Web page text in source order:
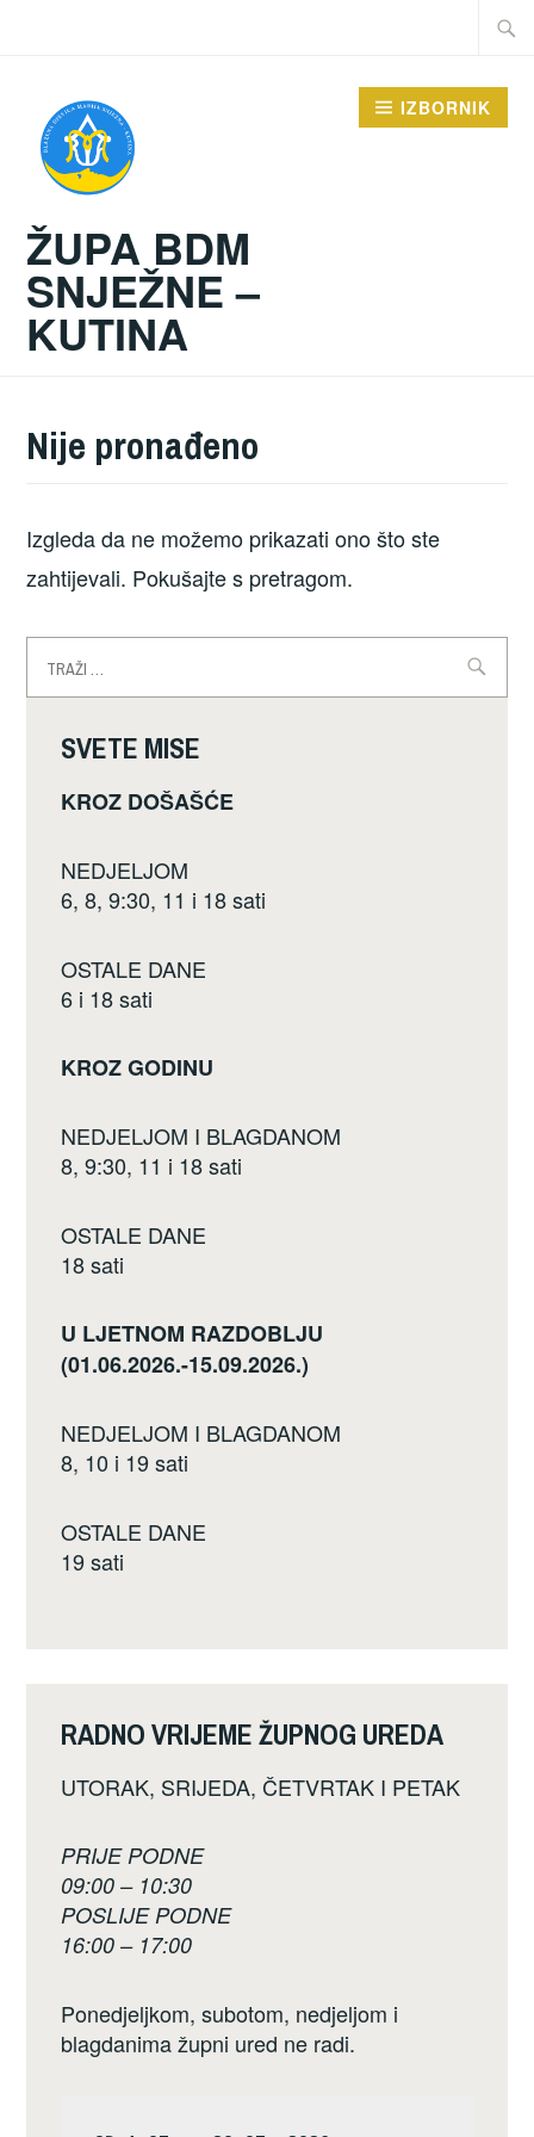
Traži:
ŽUPA BDM
SNJEŽNE –
KUTINA
IZBORNIK
Nije pronađeno
Izgleda da ne možemo prikazati ono što ste
zahtijevali. Pokušajte s pretragom.
SVETE MISE
KROZ DOŠAŠĆE
NEDJELJOM
6, 8, 9:30, 11 i 18 sati
OSTALE DANE
6 i 18 sati
KROZ GODINU
NEDJELJOM I BLAGDANOM
8, 9:30, 11 i 18 sati
OSTALE DANE
18 sati
U LJETNOM RAZDOBLJU
(01.06.2026.-15.09.2026.)
NEDJELJOM I BLAGDANOM
8, 10 i 19 sati
OSTALE DANE
19 sati
RADNO VRIJEME ŽUPNOG UREDA
UTORAK, SRIJEDA, ČETVRTAK I PETAK
PRIJE PODNE
09:00 – 10:30
POSLIJE PODNE
16:00 – 17:00
Ponedjeljkom, subotom, nedjeljom i
blagdanima župni ured ne radi.